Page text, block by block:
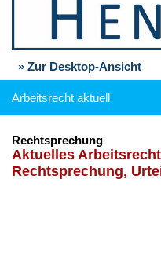
» Zur Desktop-Ansicht
Arbeitsrecht aktuell
Rechtsprechung
Ak­tu­el­les
Recht­spre­chung,